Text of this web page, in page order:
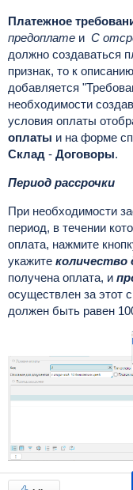
Платежное
предоплате и С
должно создаваться
признак, то к
добавляется
необходимости
условия оплаты
оплаты и на форме
Склад - Договоры.
Период рассрочки
При необходимости
период, в течении
оплата, нажмите
укажите количество
получена оплата, и
осуществлен за этот
должен быть равен